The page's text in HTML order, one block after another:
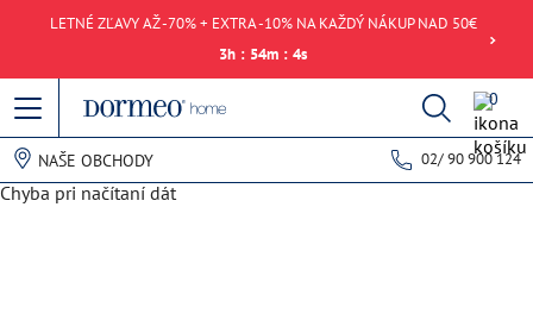
LETNÉ ZĽAVY AŽ -70% + EXTRA -10% NA KAŽDÝ NÁKUP NAD 50€
3h : 54m : 4s
0
NAŠE OBCHODY 02/ 90 900 124
Chyba pri načítaní dát